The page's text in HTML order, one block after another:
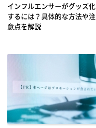
インフルエンサーがグッズ化
するには？具体的な方法や注
意点を解説